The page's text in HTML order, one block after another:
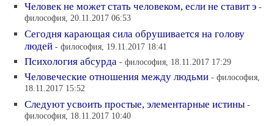
Человек не может стать человеком, если не ставит э -
философия, 20.11.2017 06:53
Сегодня карающая сила обрушивается на голову
людей - философия, 19.11.2017 18:41
Психология абсурда - философия, 18.11.2017 17:29
Человеческие отношения между людьми - философия,
18.11.2017 15:52
Следуют усвоить простые, элементарные истины -
философия, 18.11.2017 10:40